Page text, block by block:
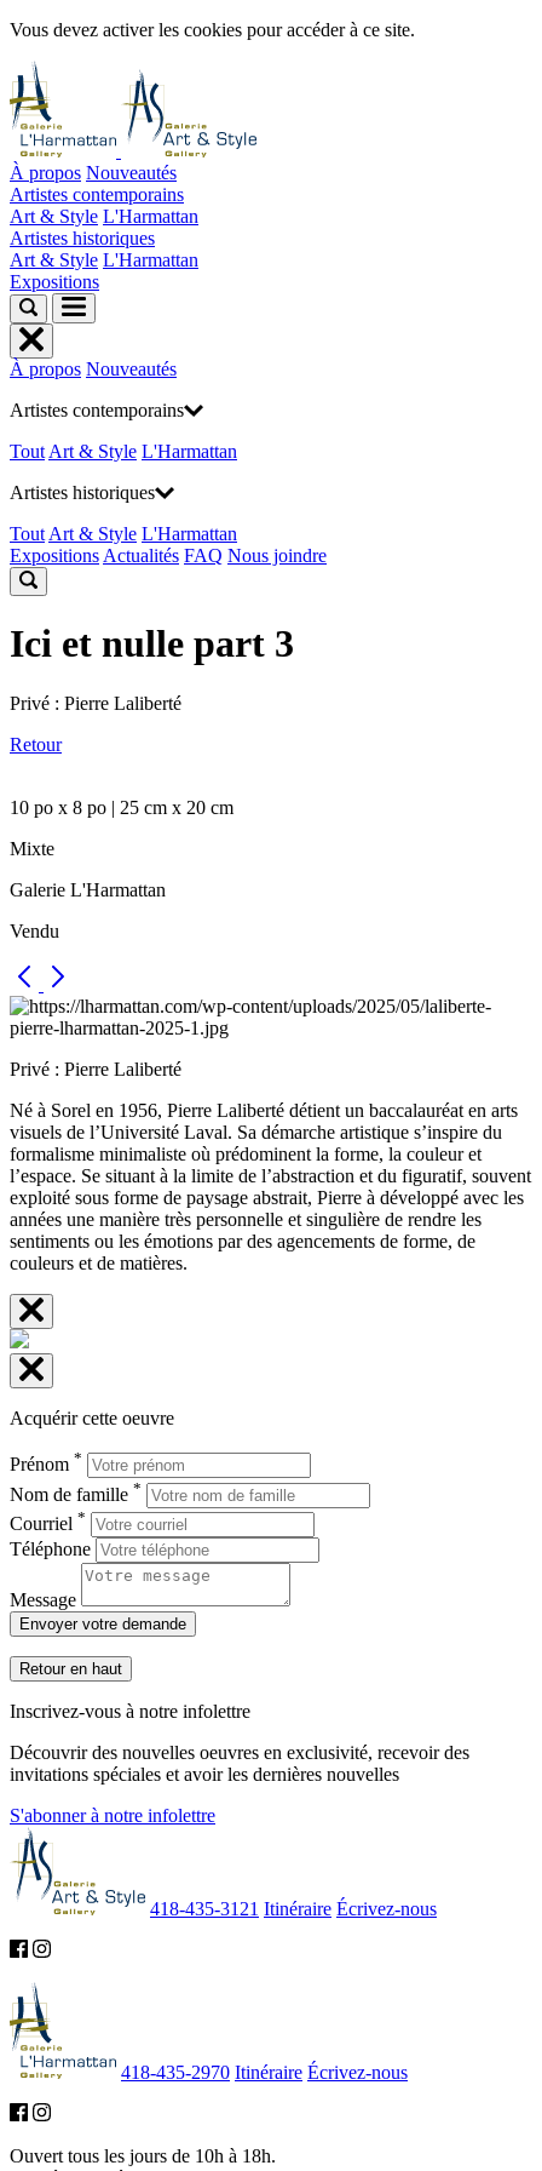
Vous devez activer les cookies pour accéder à ce site.
À propos Nouveautés
Artistes contemporains
Art & Style L'Harmattan
Artistes historiques
Art & Style L'Harmattan
Expositions
À propos Nouveautés
Artistes contemporains
Tout Art & Style L'Harmattan
Artistes historiques
Tout Art & Style L'Harmattan
Expositions Actualités FAQ Nous joindre
Ici et nulle part 3
Privé : Pierre Laliberté
Retour
10 po x 8 po | 25 cm x 20 cm
Mixte
Galerie L'Harmattan
Vendu
Privé : Pierre Laliberté
Né à Sorel en 1956, Pierre Laliberté détient un baccalauréat en arts
visuels de l’Université Laval. Sa démarche artistique s’inspire du
formalisme minimaliste où prédominent la forme, la couleur et
l’espace. Se situant à la limite de l’abstraction et du figuratif, souvent
exploité sous forme de paysage abstrait, Pierre à développé avec les
années une manière très personnelle et singulière de rendre les
sentiments ou les émotions par des agencements de forme, de
couleurs et de matières.
Acquérir cette oeuvre
Prénom *
Nom de famille *
Courriel *
Téléphone
Message
Envoyer votre demande
Retour en haut
Inscrivez-vous à notre infolettre
Découvrir des nouvelles oeuvres en exclusivité, recevoir des
invitations spéciales et avoir les dernières nouvelles
S'abonner à notre infolettre
418-435-3121 Itinéraire Écrivez-nous
418-435-2970 Itinéraire Écrivez-nous
Ouvert tous les jours de 10h à 18h.